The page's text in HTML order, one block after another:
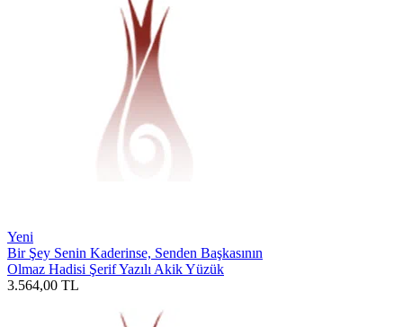
Yeni
Bir Şey Senin Kaderinse, Senden Başkasının
Olmaz Hadisi Şerif Yazılı Akik Yüzük
3.564,00 TL